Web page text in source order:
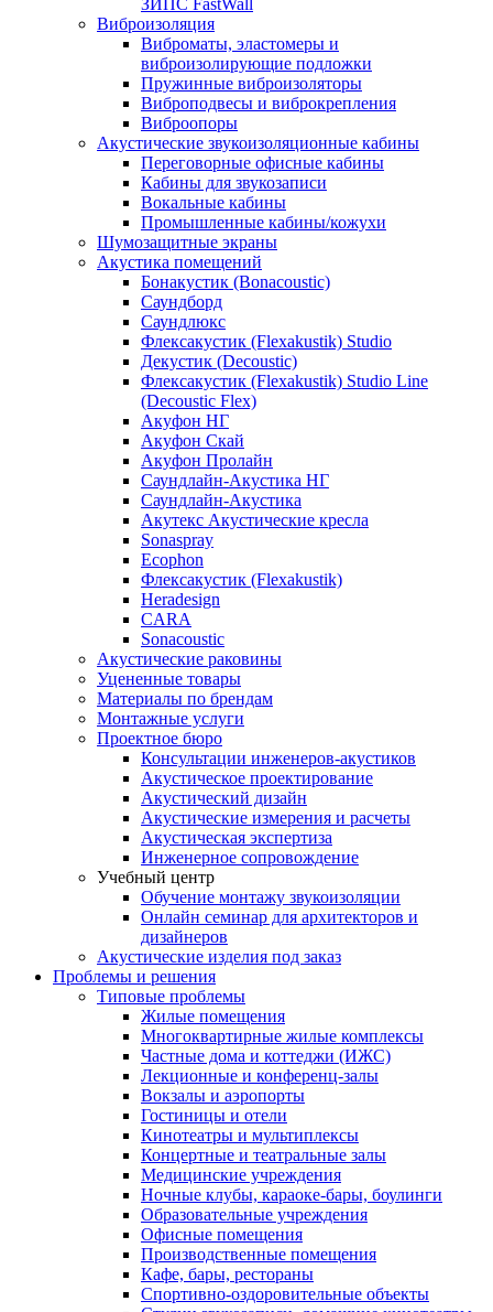
ЗИПС FastWall
Виброизоляция
Виброматы, эластомеры и
виброизолирующие подложки
Пружинные виброизоляторы
Виброподвесы и виброкрепления
Виброопоры
Акустические звукоизоляционные кабины
Переговорные офисные кабины
Кабины для звукозаписи
Вокальные кабины
Промышленные кабины/кожухи
Шумозащитные экраны
Акустика помещений
Бонакустик (Bonacoustic)
Саундборд
Саундлюкс
Флексакустик (Flexakustik) Studio
Декустик (Decoustic)
Флексакустик (Flexakustik) Studio Line
(Decoustic Flex)
Акуфон НГ
Акуфон Скай
Акуфон Пролайн
Саундлайн-Акустика НГ
Саундлайн-Акустика
Акутекс Акустические кресла
Sonaspray
Ecophon
Флексакустик (Flexakustik)
Heradesign
CARA
Sonacoustic
Акустические раковины
Уцененные товары
Материалы по брендам
Монтажные услуги
Проектное бюро
Консультации инженеров-акустиков
Акустическое проектирование
Акустический дизайн
Акустические измерения и расчеты
Акустическая экспертиза
Инженерное сопровождение
Учебный центр
Обучение монтажу звукоизоляции
Онлайн семинар для архитекторов и
дизайнеров
Акустические изделия под заказ
Проблемы и решения
Типовые проблемы
Жилые помещения
Многоквартирные жилые комплексы
Частные дома и коттеджи (ИЖС)
Лекционные и конференц-залы
Вокзалы и аэропорты
Гостиницы и отели
Кинотеатры и мультиплексы
Концертные и театральные залы
Медицинские учреждения
Ночные клубы, караоке-бары, боулинги
Образовательные учреждения
Офисные помещения
Производственные помещения
Кафе, бары, рестораны
Спортивно-оздоровительные объекты